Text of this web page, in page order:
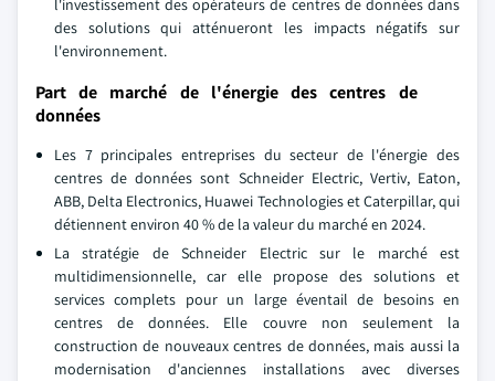
l'investissement des opérateurs de centres de données dans
des solutions qui atténueront les impacts négatifs sur
l'environnement.
Part de marché de l'énergie des centres de
données
Les 7 principales entreprises du secteur de l'énergie des
centres de données sont Schneider Electric, Vertiv, Eaton,
ABB, Delta Electronics, Huawei Technologies et Caterpillar, qui
détiennent environ 40 % de la valeur du marché en 2024.
La stratégie de Schneider Electric sur le marché est
multidimensionnelle, car elle propose des solutions et
services complets pour un large éventail de besoins en
centres de données. Elle couvre non seulement la
construction de nouveaux centres de données, mais aussi la
modernisation d'anciennes installations avec diverses